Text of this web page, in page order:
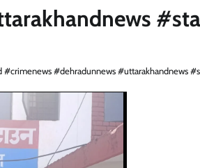
#dehradunnews #uttarakhandnews